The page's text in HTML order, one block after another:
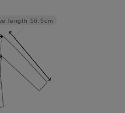
length 56.5cm